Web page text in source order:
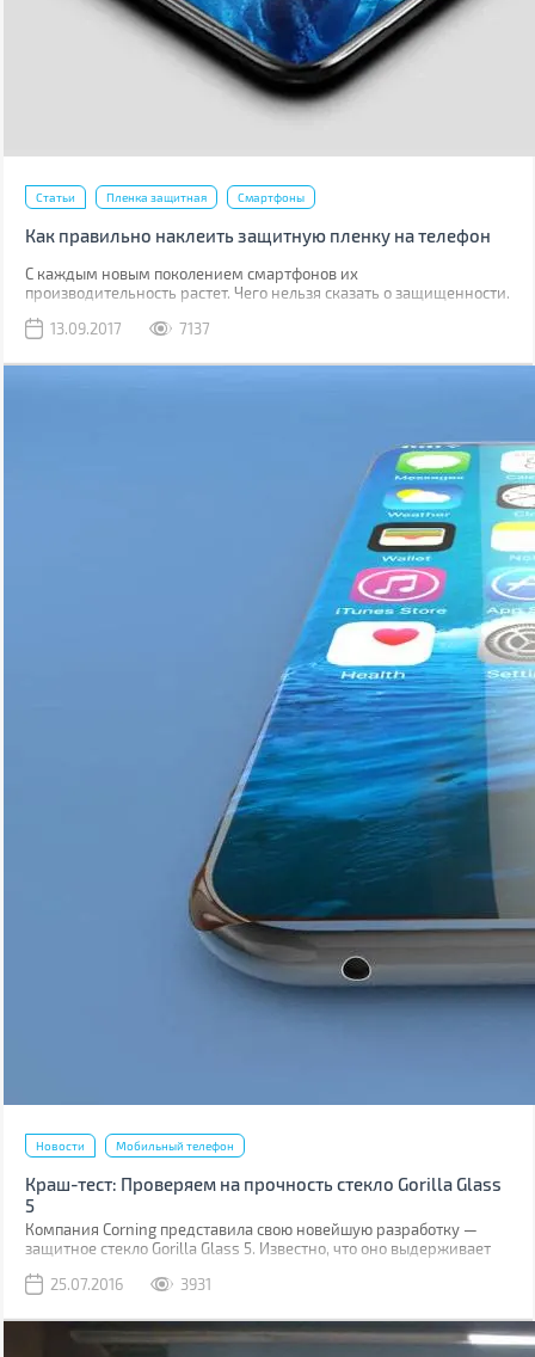
Статьи Пленка защитная Смартфоны
Как правильно наклеить защитную пленку на телефон
С каждым новым поколением смартфонов их
производительность растет. Чего нельзя сказать о защищенности.
водонепроницаемость, но все также уязвимы к механическим
13.09.2017 7137
Новости Мобильный телефон
Краш-тест: Проверяем на прочность стекло Gorilla Glass
5
Компания Corning представила свою новейшую разработку —
защитное стекло Gorilla Glass 5. Известно, что оно выдерживает
Как правило, большинство из них происходит при фотосессиях
25.07.2016 3931